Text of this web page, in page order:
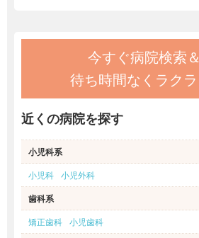
今すぐ病院検索
待ち時間なくラク
近くの病院を探す
小児科系
小児科 小児外科
歯科系
矯正歯科 小児歯科